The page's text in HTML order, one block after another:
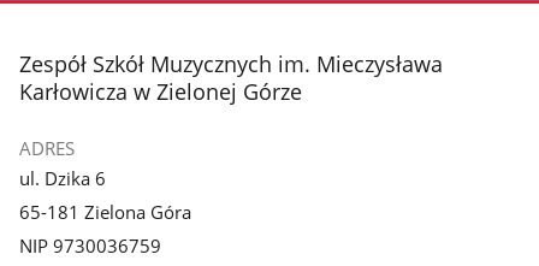
stopka
Zespół Szkół Muzycznych im. Mieczysława
Karłowicza w Zielonej Górze
ADRES
ul. Dzika 6
65-181 Zielona Góra
NIP 9730036759